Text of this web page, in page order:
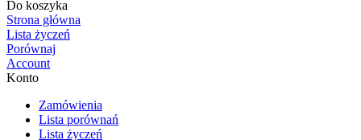
Do koszyka
Strona główna
Lista życzeń
Porównaj
Account
Konto
Zamówienia
Lista porównań
Lista życzeń